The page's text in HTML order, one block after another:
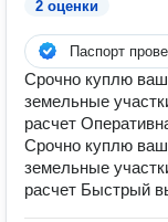
2 оценки
Паспорт
Срочно куплю
земельные
расчет
Срочно куплю
земельные
расчет Быстрый